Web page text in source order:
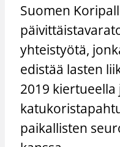
Suomen
yhteistyötä,
edistää lasten
2019
paikallisten